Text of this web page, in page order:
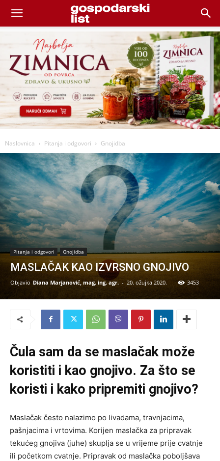
Naslovnica Pitanja i odgovori Gnojidba
Pitanja i odgovori Gnojidba
MASLAČAK KAO IZVRSNO GNOJIVO
Objavio Diana Marjanović, mag. ing. agr. - 20. ožujka 2020. 3453
Čula sam da se maslačak može
koristiti i kao gnojivo. Za što se
koristi i kako pripremiti gnojivo?
Maslačak često nalazimo po livadama, travnjacima,
pašnjacima i vrtovima. Korijen maslačka za pripravak
tekućeg gnojiva (juhe) skuplja se u vrijeme prije cvatnje
ili početkom cvatnje. Pripravak od maslačka poboljšava